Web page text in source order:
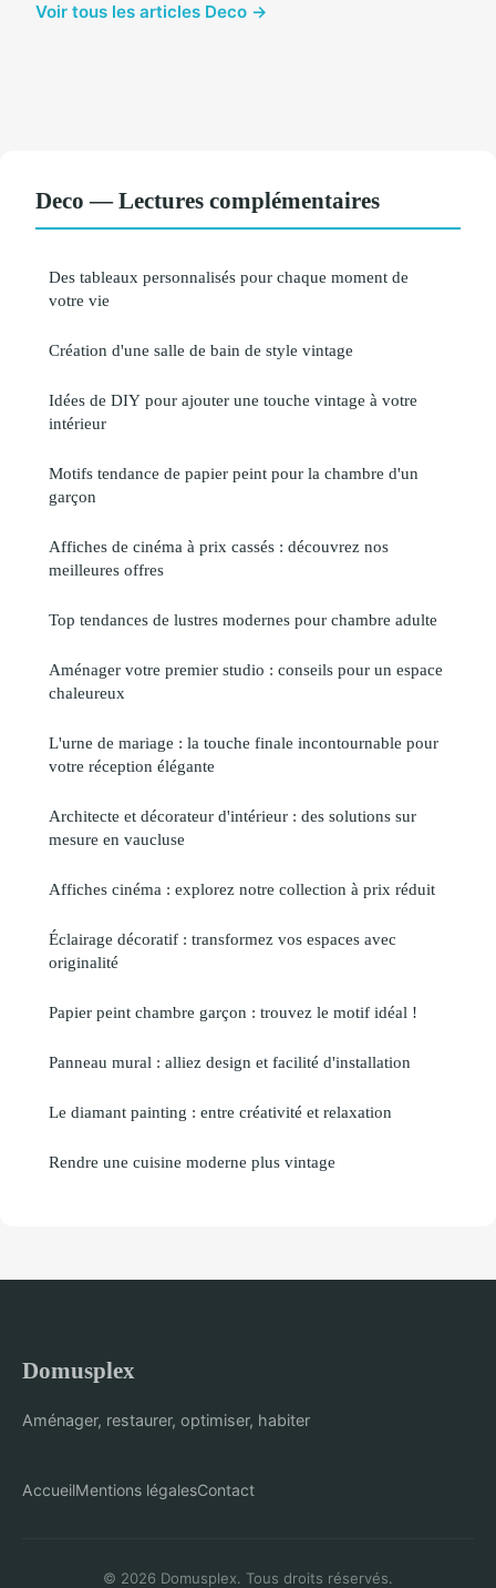
Voir tous les articles Deco →
Deco — Lectures complémentaires
Des tableaux personnalisés pour chaque moment de
votre vie
Création d'une salle de bain de style vintage
Idées de DIY pour ajouter une touche vintage à votre
intérieur
Motifs tendance de papier peint pour la chambre d'un
garçon
Affiches de cinéma à prix cassés : découvrez nos
meilleures offres
Top tendances de lustres modernes pour chambre adulte
Aménager votre premier studio : conseils pour un espace
chaleureux
L'urne de mariage : la touche finale incontournable pour
votre réception élégante
Architecte et décorateur d'intérieur : des solutions sur
mesure en vaucluse
Affiches cinéma : explorez notre collection à prix réduit
Éclairage décoratif : transformez vos espaces avec
originalité
Papier peint chambre garçon : trouvez le motif idéal !
Panneau mural : alliez design et facilité d'installation
Le diamant painting : entre créativité et relaxation
Rendre une cuisine moderne plus vintage
Domusplex
Aménager, restaurer, optimiser, habiter
AccueilMentions légalesContact
© 2026 Domusplex. Tous droits réservés.